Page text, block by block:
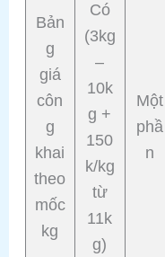
Bản
g
giá
côn
g
khai
theo
mốc
kg
Có
(3kg
–
10k
g +
150
k/kg
từ
11k
g)
Một
phầ
n